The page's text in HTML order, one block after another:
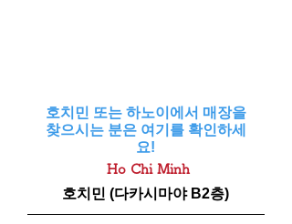
Ho Chi Minh
호치민 (다카시마야 B2층)
호치민 또는 하노이에서 매장을
찾으시는 분은 여기를 확인하세
요!